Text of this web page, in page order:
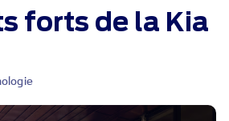
forts de la Kia